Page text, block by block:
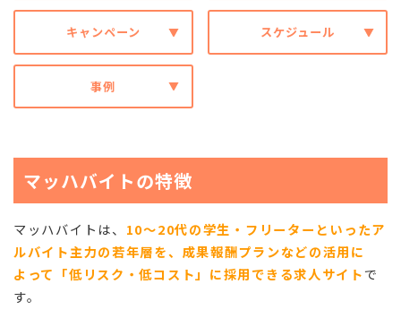
キャンペーン スケジュール
事例
マッハバイトの特徴
マッハバイトは、 10～20代の学生・フリーターといったア
ルバイト主力の若年層を、成果報酬プランなどの活用に
よって「低リスク・低コスト」に採用できる求人サイトで
す。